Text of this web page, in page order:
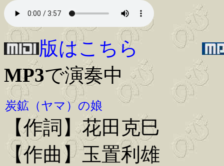
版はこちら
MP3で演奏中
炭鉱（ヤマ）の娘
【作詞】花田克巳
【作曲】玉置利雄